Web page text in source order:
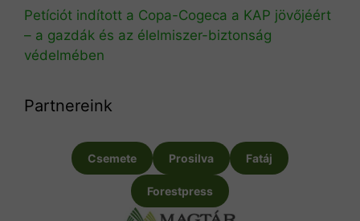
Petíciót indított a Copa-Cogeca a KAP jövőjéért
– a gazdák és az élelmiszer-biztonság
védelmében
Partnereink
Csemete Prosilva Fatáj
Forestpress